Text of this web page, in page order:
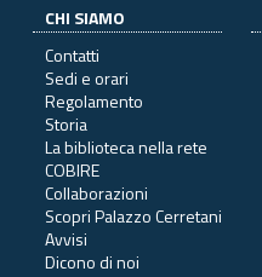
CHI SIAMO
Contatti
Sedi e orari
Regolamento
Storia
La biblioteca nella rete
COBIRE
Collaborazioni
Scopri Palazzo Cerretani
Avvisi
Dicono di noi